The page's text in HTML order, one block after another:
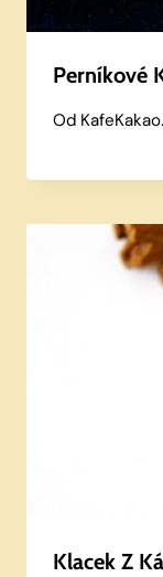
Perníkové
Od
Klacek Z